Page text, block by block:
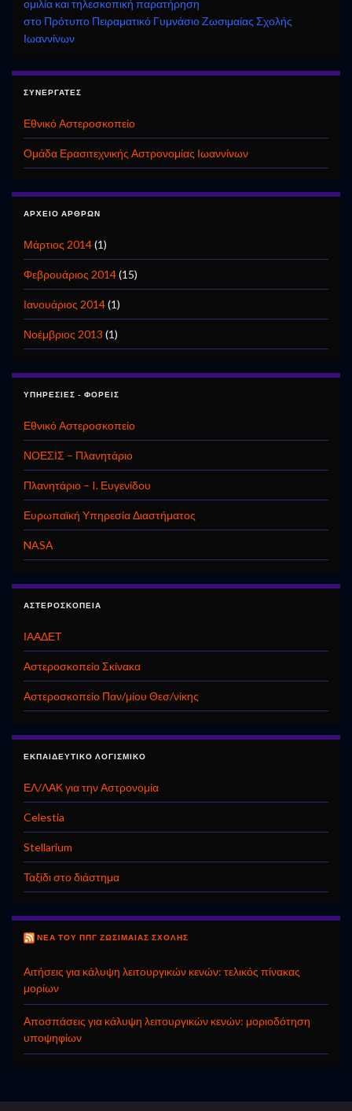
ομιλία και τηλεσκοπική παρατήρηση
στο Πρότυπο Πειραματικό Γυμνάσιο Ζωσιμαίας Σχολής
Ιωαννίνων
ΣΥΝΕΡΓΆΤΕΣ
Εθνικό Αστεροσκοπείο
Ομάδα Ερασιτεχνικής Αστρονομίας Ιωαννίνων
ΑΡΧΕΊΟ ΆΡΘΡΩΝ
Μάρτιος 2014(1)
Φεβρουάριος 2014(15)
Ιανουάριος 2014(1)
Νοέμβριος 2013 (1)
ΥΠΗΡΕΣΊΕΣ - ΦΟΡΕΊΣ
Εθνικό Αστεροσκοπείο
ΝΟΕΣΙΣ – Πλανητάριο
Πλανητάριο – I. Ευγενίδου
Ευρωπαϊκή Υπηρεσία Διαστήματος
NASA
ΑΣΤΕΡΟΣΚΟΠΕΊΑ
ΙΑΑΔΕΤ
Αστεροσκοπείο Σκίνακα
Αστεροσκοπείο Παν/μίου Θεσ/νίκης
ΕΚΠΑΙΔΕΥΤΙΚΌ ΛΟΓΙΣΜΙΚΌ
ΕΛ/ΛΑΚ για την Αστρονομία
Celestia
Stellarium
Ταξίδι στο διάστημα
ΝΈΑ ΤΟΥ ΠΠΓ ΖΩΣΙΜΑΊΑΣ ΣΧΟΛΉΣ
Αιτήσεις για κάλυψη λειτουργικών κενών: τελικός πίνακας
μορίων
Αποσπάσεις για κάλυψη λειτουργικών κενών: μοριοδότηση
υποψηφίων